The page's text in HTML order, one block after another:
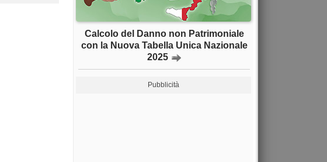
Calcolo del Danno non Patrimoniale
con la Nuova Tabella Unica Nazionale
2025
Pubblicità